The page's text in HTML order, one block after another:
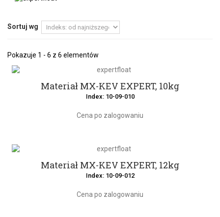
Sortuj wg
Pokazuje 1 - 6 z 6 elementów
Materiał MX-KEV EXPERT, 10kg
Index: 10-09-010
Cena po zalogowaniu
Materiał MX-KEV EXPERT, 12kg
Index: 10-09-012
Cena po zalogowaniu